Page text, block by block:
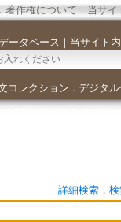
著作権について．当サイ
ータベース ｜ 当サイト内
コレクション ． デジタ
詳細検索．